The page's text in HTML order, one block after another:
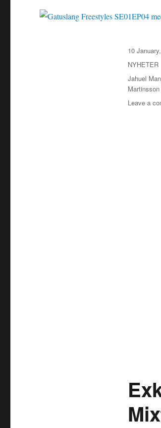
Posted
on
10
Categories
NYHETER
Tags
Jahuel
Martinsson
Leave a